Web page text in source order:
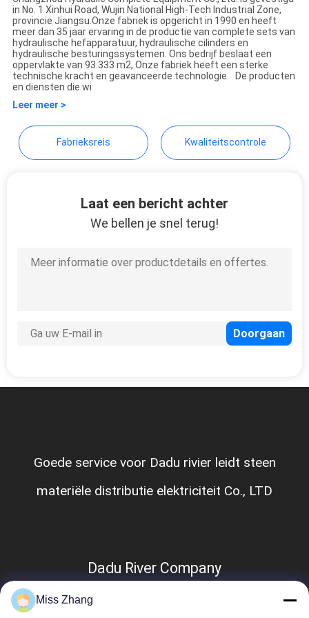
PRIVACYBELEID
CHANGZHOU HYDRAULIC
COMPLETE EQUIPMENT
CO.,LTD
in No. 1 Xinhui Road, Wujin National High-Tech Industrial Zone,
provincie Jiangsu.Onze fabriek is opgericht in 1990 en heeft
meer dan 35 jaar ervaring in de productie van complete sets van
hydraulische hefapparatuur, hydraulische cilinders en
hydraulische besturingssystemen. Ons bedrijf beslaat een
oppervlakte van 93.333 m2, Onze fabriek heeft een sterke
technische kracht en geavanceerde technologie. De producten
en diensten die wi
Leer meer >
Fabrieksreis Kwaliteitscontrole
Laat een bericht achter
We bellen je snel terug!
Goede service voor Dadu rivier leidt steen
materiële distributie elektriciteit Co., LTD
Dadu River Company
Miss Zhang